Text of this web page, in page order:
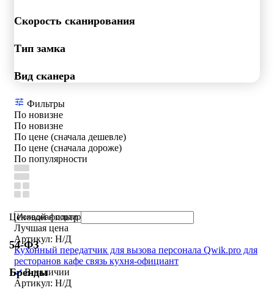
Скорость сканирования
Тип замка
Вид сканера
Фильтры
По новизне
По новизне
По цене (сначала дешевле)
По цене (сначала дороже)
По популярности
Ценовой фильтр
54-ФЗ
Бренды
Лучшая цена
Артикул: Н/Д
Кухонный передатчик для вызова персонала Qwik.pro для
ресторанов кафе связь кухня-официант
В наличии
Артикул: Н/Д